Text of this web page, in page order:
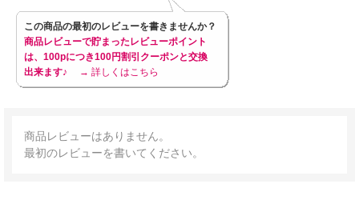
この商品の最初のレビューを書きませんか？
商品レビューで貯まったレビューポイント
は、100pにつき100円割引クーポンと交換
出来ます♪
→ 詳しくはこちら
商品レビューはありません。
最初のレビューを書いてください。